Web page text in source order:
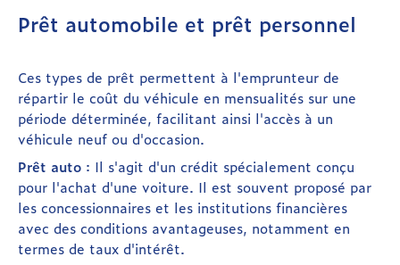
Prêt automobile et prêt personnel
Ces types de prêt permettent à l'emprunteur de
répartir le coût du véhicule en mensualités sur une
période déterminée, facilitant ainsi l'accès à un
véhicule neuf ou d'occasion.
Prêt auto : Il s'agit d'un crédit spécialement conçu
pour l'achat d'une voiture. Il est souvent proposé par
les concessionnaires et les institutions financières
avec des conditions avantageuses, notamment en
termes de taux d'intérêt.